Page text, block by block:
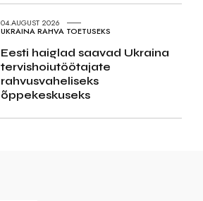
04.AUGUST 2026
UKRAINA RAHVA TOETUSEKS
Eesti haiglad saavad Ukraina
tervishoiutöötajate
rahvusvaheliseks
õppekeskuseks